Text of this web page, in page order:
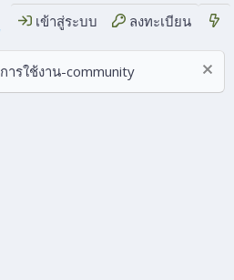
เข้าสู่ระบบ ลงทะเบียน
การใช้งาน-community